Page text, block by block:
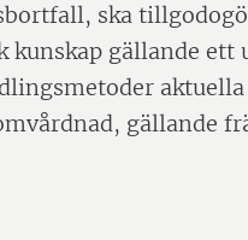
ska
kunskap gällande ett
gällande